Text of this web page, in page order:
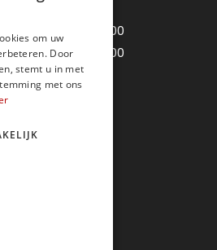
12u00 / 14u00 - 18u00
/ 14u00 - 18u00
om uw
Door
stemt u in met
met ons